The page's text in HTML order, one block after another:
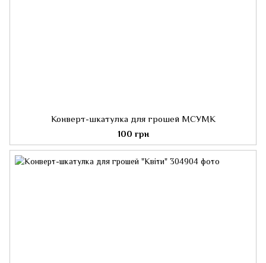
Конверт-шкатулка для грошей МСУМК
100 грн